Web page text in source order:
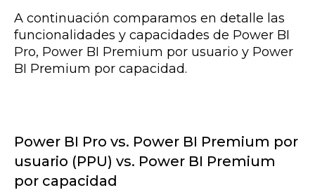
A continuación comparamos en detalle las
funcionalidades y capacidades de Power BI
Pro, Power BI Premium por usuario y Power
BI Premium por capacidad.
Power BI Pro vs. Power BI Premium por
usuario (PPU) vs. Power BI Premium
por capacidad